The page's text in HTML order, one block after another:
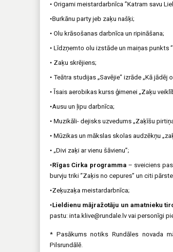
• Origami meistardarbnīca ”Katram savu
•Burkānu party jeb zaķu našķi;
• Olu krāsošanas darbnīca un ripināšana;
• Līdzņemto olu izstāde un maiņas punkts
• Zaķu skrējiens;
• Teātra studijas „Savējie” izrāde „Kā jādēj
• Īsais aerobikas kurss ģimenei „Zaķu
•Ausu un ļipu darbnīca;
• Muzikāli- dejisks uzvedums „Zaķīšu
• Mūzikas un mākslas skolas audzēkņu
• „Divi zaķi ar vienu šāvienu”;
•Rīgas Cirka programma – sveiciens
burvju triki ”Zaķis no cepures” un citi
•Zeķuzaķa meistardarbnīca;
•Lieldienu mājražotāju un amatnieku
pastu: inta.klive@rundale.lv vai personīgi
* Pasākums notiks Rundāles novada
Pilsrundālē.